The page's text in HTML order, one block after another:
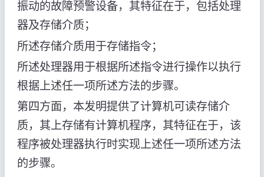
振动的故障预警设备，其特征在于，包括处理
器及存储介质；
所述存储介质用于存储指令；
所述处理器用于根据所述指令进行操作以执行
根据上述任一项所述方法的步骤。
第四方面，本发明提供了计算机可读存储介
质，其上存储有计算机程序，其特征在于，该
程序被处理器执行时实现上述任一项所述方法
的步骤。